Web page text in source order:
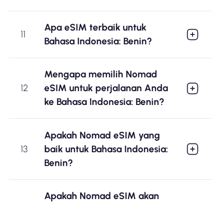
11
Apa eSIM terbaik untuk
Bahasa Indonesia: Benin?
12
Mengapa memilih Nomad
eSIM untuk perjalanan Anda
ke Bahasa Indonesia: Benin?
13
Apakah Nomad eSIM yang
baik untuk Bahasa Indonesia:
Benin?
Apakah Nomad eSIM akan